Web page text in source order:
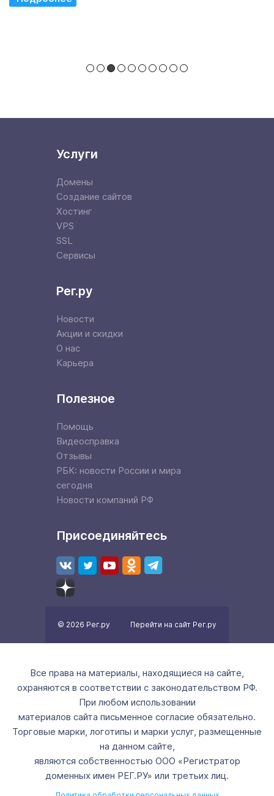
Услуги
Домены
Создание сайтов
Хостинг
VPS
SSL
Сервисы
Рег.ру
Новости
Акции и скидки
О нас
Карьера
Полезное
Помощь
Видеосправка
Отзывы
РБК: новости России и мира
сегодня
Новости компаний РФ
Присоединяйтесь
© 2026 Рег.ру Перейти на сайт Рег.ру
Все права на материалы, находящиеся на сайте,
охраняются в соответствии с законодательством РФ.
При любом использовании
материалов сайта письменное согласие обязательно.
Торговые марки, логотипы и марки услуг, размещенные
на данном сайте,
являются собственностью ООО «Регистратор
доменных имен РЕГ.РУ» или третьих лиц.